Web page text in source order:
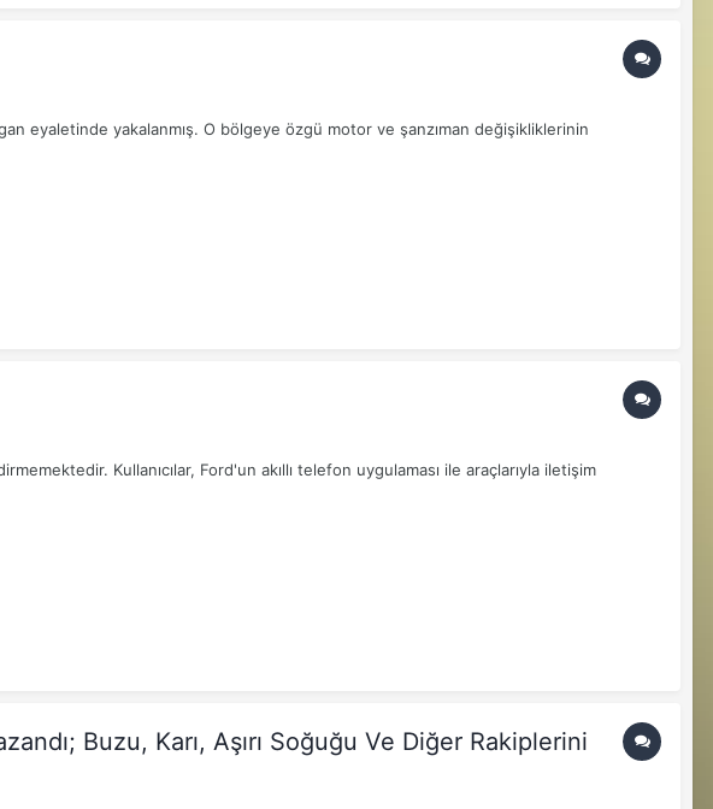
eyaletinde yakalanmış. O bölgeye özgü motor ve şanzıman değişikliklerinin
Kullanıcılar, Ford'un akıllı telefon uygulaması ile araçlarıyla iletişim
Buzu, Karı, Aşırı Soğuğu Ve Diğer Rakiplerini